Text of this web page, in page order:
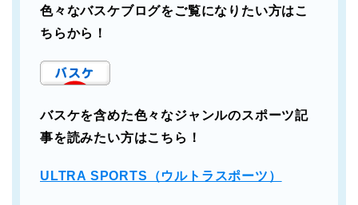
色々なバスケブログをご覧になりたい方はこ
ちらから！
バスケを含めた色々なジャンルのスポーツ記
事を読みたい方はこちら！
ULTRA SPORTS（ウルトラスポーツ）